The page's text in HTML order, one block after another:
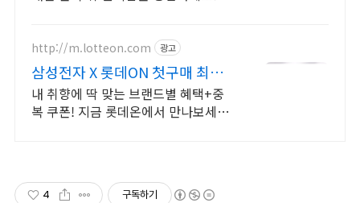
http://m.lotteon.com 광고
삼성전자 X 롯데ON 첫구매 최대
5천원 혜택!
내 취향에 딱 맞는 브랜드별 혜택+중
복 쿠폰! 지금 롯데온에서 만나보세
4 구독하기